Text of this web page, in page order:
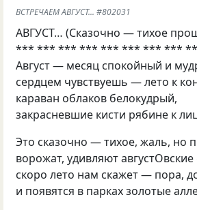
ВСТРЕЧАЕМ АВГУСТ... #802031
АВГУСТ… (Сказочно — тихое
*** *** *** *** *** *** *** ***
Август — месяц спокойный и
сердцем чувствуешь — лето к
караван облаков белокудрый,
закрасневшие кисти рябине к
Это сказочно — тихое, жаль, но
ворожат, удивляют
скоро лето нам скажет — пора,
и появятся в парках золотые